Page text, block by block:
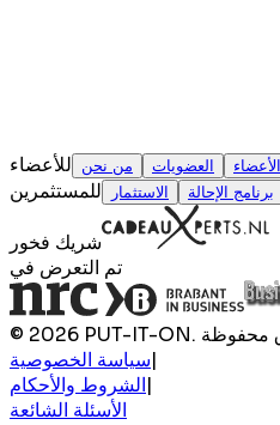
للأعضاء من نحن العضويات الأعضاء
للمستثمرين الاستثمار برنامج الإحالة
شريك فخور
تم التعرض في
سياسة الخصوصية|
الشروط والأحكام|
الأسئلة الشائعة